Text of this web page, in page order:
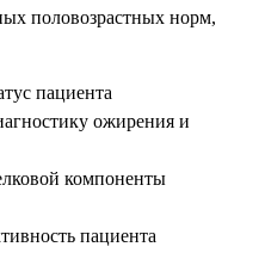
половозрастных норм,
пациента
ожирения и
компоненты
пациента